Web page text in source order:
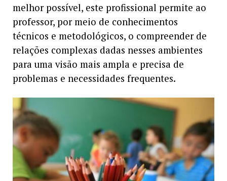
melhor possível, este profissional permite ao
professor, por meio de conhecimentos
técnicos e metodológicos, o compreender de
relações complexas dadas nesses ambientes
para uma visão mais ampla e precisa de
problemas e necessidades frequentes.